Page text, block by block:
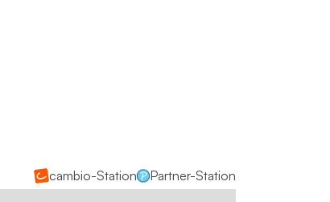
cambio-Station Partner-Station